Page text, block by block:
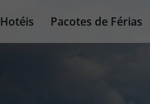
Hotéis
Pacotes de Férias
Blog TopViagens